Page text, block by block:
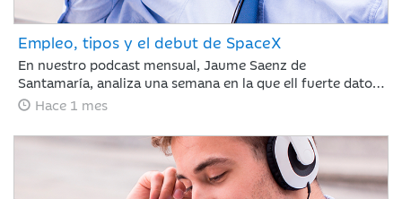
Empleo, tipos y el debut de SpaceX
En nuestro podcast mensual, Jaume Saenz de
Santamaría, analiza una semana en la que ell fuerte dato
de empleo en EE. UU. ha frenado el optimismo del Nasdaq
por la inflación, justo antes del debut de SpaceX. Esta
volatilidad contrasta con la estabilidad del crudo y la
rotación hacia el consumo básico, mientras los inversores
asumen un escenario de endurecimiento monetario.
Hace 1 mes